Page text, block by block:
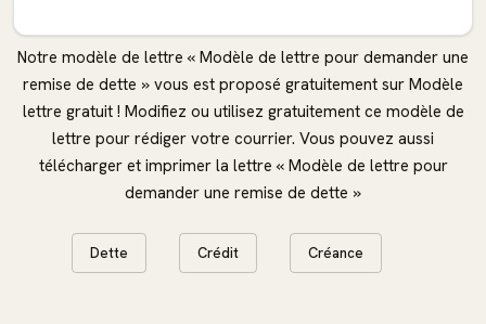
Notre modèle de lettre « Modèle de lettre pour demander une
remise de dette » vous est proposé gratuitement sur Modèle
lettre gratuit ! Modifiez ou utilisez gratuitement ce modèle de
lettre pour rédiger votre courrier. Vous pouvez aussi
télécharger et imprimer la lettre « Modèle de lettre pour
demander une remise de dette »
Dette Crédit Créance